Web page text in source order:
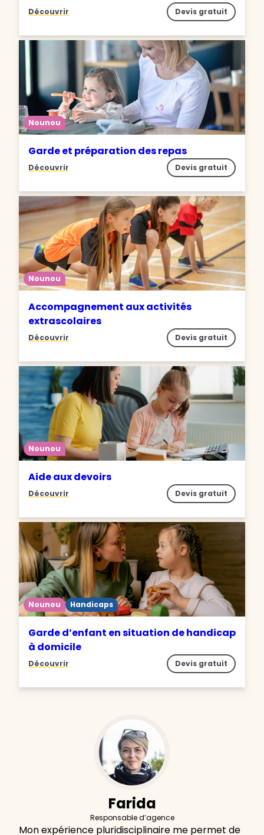
Découvrir Devis gratuit
Nounou
Garde et préparation des repas
Découvrir Devis gratuit
Nounou
Accompagnement aux activités
extrascolaires
Découvrir Devis gratuit
Nounou
Aide aux devoirs
Découvrir Devis gratuit
Nounou Handicaps
Garde d’enfant en situation de handicap
à domicile
Découvrir Devis gratuit
Farida
Responsable d’agence
Mon expérience pluridisciplinaire me permet de